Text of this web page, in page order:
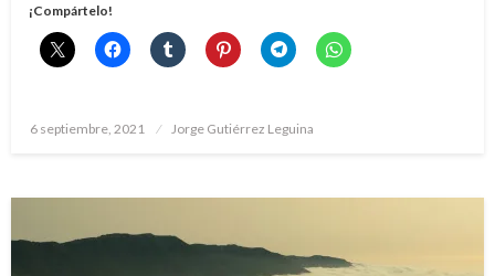
¡Compártelo!
Publicado
6 septiembre, 2021 Jorge Gutiérrez Leguina